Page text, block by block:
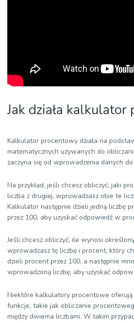
Jak działa kalkulator
Kalkulator procentowy działa na
matematycznych używanych do
zaczyna się od wprowadzenia danych
Na przykład, jeśli chcesz obliczyć, jaki
liczba z drugiej, wprowadzasz obie te
Kalkulator następnie dzieli jedną liczbę
przez 100, aby uzyskać odpowiedź w
Jeśli chcesz obliczyć, ile wynosi
wprowadzasz tę liczbę i procent, który
dzieli procent przez 100, a następnie
wprowadzoną liczbę, aby uzyskać
Niektóre kalkulatory procentowe
funkcje, takie jak obliczanie
między dwiema liczbami. W takim